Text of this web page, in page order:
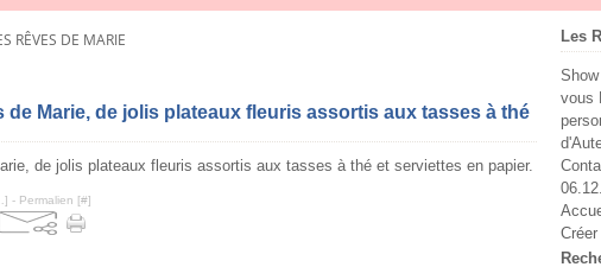
RÊVES DE MARIE
de Marie, de jolis plateaux fleuris assortis aux tasses à thé
] - Permalien [#]
Les
vous